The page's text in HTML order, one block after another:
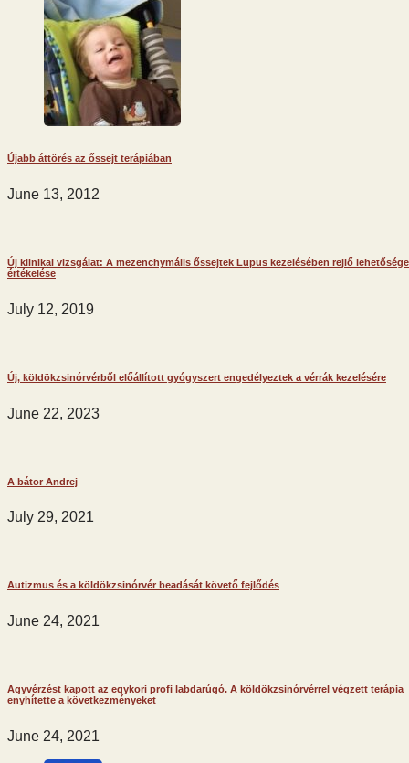
Újabb áttörés az őssejt terápiában
June 13, 2012
Új klinikai vizsgálat: A mezenchymális őssejtek Lupus kezelésében rejlő
értékelése
July 12, 2019
Új, köldökzsinórvérből előállított gyógyszert engedélyeztek a vérrák kezelésére
June 22, 2023
A bátor Andrej
July 29, 2021
Autizmus és a köldökzsinórvér beadását követő fejlődés
June 24, 2021
Agyvérzést kapott az egykori profi labdarúgó. A köldökzsinórvérrel végzett terápia
enyhítette a következményeket
June 24, 2021